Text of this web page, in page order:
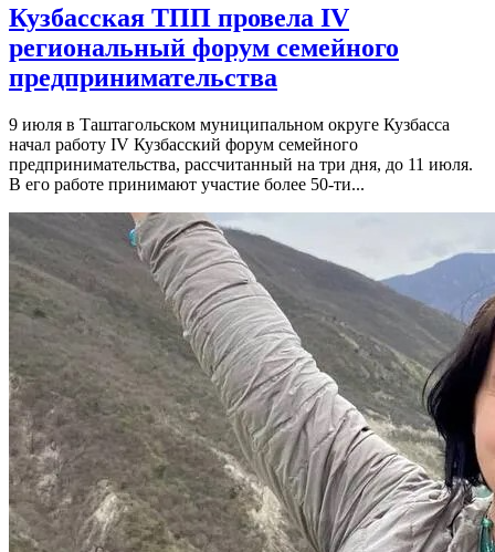
Кузбасская ТПП провела IV
региональный форум семейного
предпринимательства
9 июля в Таштагольском муниципальном округе Кузбасса
начал работу IV Кузбасский форум семейного
предпринимательства, рассчитанный на три дня, до 11 июля.
В его работе принимают участие более 50-ти...